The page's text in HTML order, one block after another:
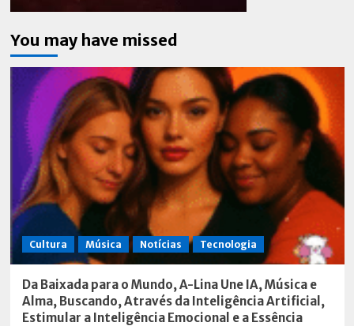
You may have missed
Cultura Música Notícias Tecnologia
Da Baixada para o Mundo, A-Lina Une IA, Música e
Alma, Buscando, Através da Inteligência Artificial,
Estimular a Inteligência Emocional e a Essência